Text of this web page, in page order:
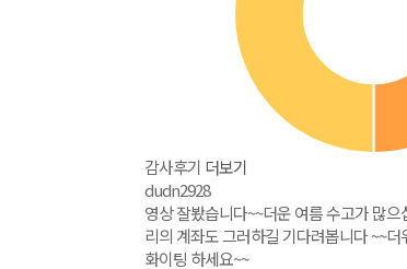
감사후기 더보기
dudn2928
영상 잘봤습니다~~더운 여름 수고가 많
리의 계좌도 그러하길 기다려봅니다 ~~
화이팅 하세요~~